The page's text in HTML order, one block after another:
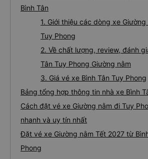
Bình Tân
1. Giới thiệu các dòng xe Giường
Tuy Phong
2. Về chất lượng, review, đánh
Tân Tuy Phong Giường nằm
3. Giá vé xe Bình Tân Tuy Phong
Bảng tổng hợp thông tin nhà xe Bình
Cách đặt vé xe Giường nằm đi Tuy
nhanh và uy tín nhất
Đặt vé xe Giường nằm Tết 2027 từ
Phong